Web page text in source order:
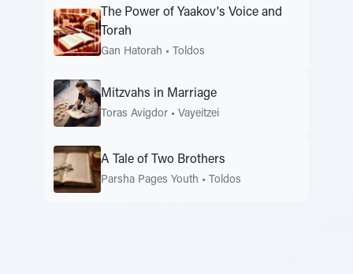
The Power of Yaakov's Voice and
Torah
Gan Hatorah • Toldos
Mitzvahs in Marriage
Toras Avigdor • Vayeitzei
A Tale of Two Brothers
Parsha Pages Youth • Toldos